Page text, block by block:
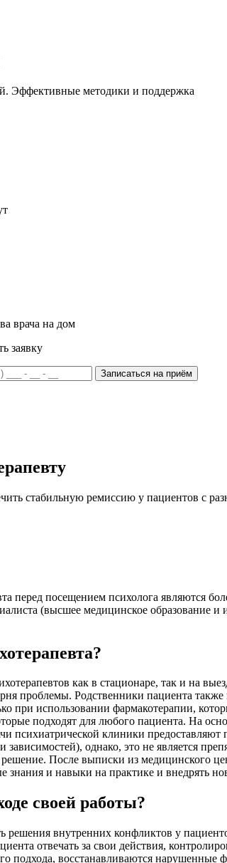
Эффективные методики и поддержка
врача на дом
заявку
Записаться на приём
стабильную ремиссию у пациентов с
перед посещением психолога являются
(высшее медицинское образование
как в стационаре, так и на
проблемы. Родственники пациента
при использовании фармакотерапии,
подходят для любого пациента. На
психиатрической клиники
зависимостей), однако, это не является
После выписки из медицинского
знания и навыки на практике и внедрять
своей работы?
решения внутренних конфликтов у
отвечать за свои действия,
подхода, восстанавливаются нарушенные